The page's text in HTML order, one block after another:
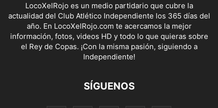
LocoXelRojo es un medio partidario que cubre la
actualidad del Club Atlético Independiente los 365 días del
año. En LocoXelRojo.com te acercamos la mejor
información, fotos, videos HD y todo lo que quieras sobre
el Rey de Copas. ¡Con la misma pasión, siguiendo a
Independiente!
SÍGUENOS